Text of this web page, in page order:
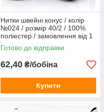
Нитки швейні конус / колір
№024 / розмір 40/2 / 100%
поліестер / замовлення від 1
бобіни
Готово до відправки
62,40 ₴/бобіна
Купити